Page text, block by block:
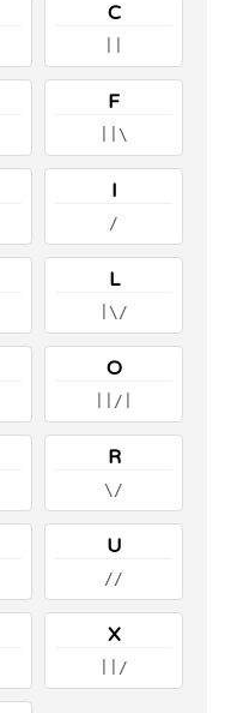
C
F
||\
I
/
L
|\/
O
||/|
R
\/
U
//
X
||/